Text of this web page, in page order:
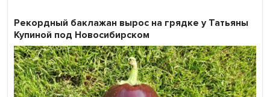
Рекордный баклажан вырос на грядке у Татьяны
Купиной под Новосибирском